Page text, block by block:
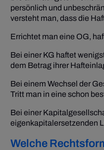
persönlich und
versteht man, dass die
Errichtet man eine OG,
Bei einer KG haftet
dem Betrag ihrer
Bei einem Wechsel der
Tritt man in eine schon
Bei einer
eigenkapitalersetzenden
Welche